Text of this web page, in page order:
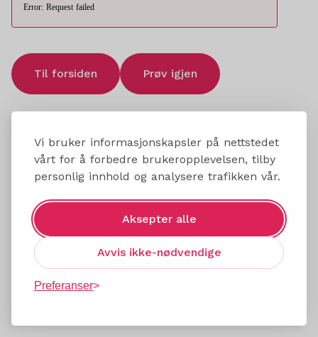
Vi bruker informasjonskapsler på nettstedet
vårt for å forbedre brukeropplevelsen, tilby
personlig innhold og analysere trafikken vår.
Aksepter alle
Avvis ikke-nødvendige
Preferanser
Error: Request failed
Til forsiden Prøv igjen